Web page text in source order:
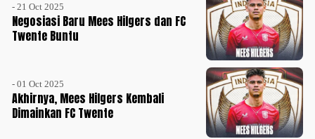
- 21 Oct 2025
Negosiasi Baru Mees Hilgers dan FC
Twente Buntu
- 01 Oct 2025
Akhirnya, Mees Hilgers Kembali
Dimainkan FC Twente